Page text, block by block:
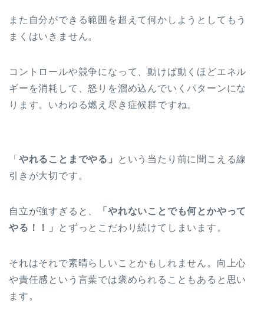
また自分ができる範囲を超えて何かしようとしてもう
まくはいきません。
コントロールや競争になって、動けば動くほどエネル
ギーを消耗して、怒りを溜め込んでいくパターンにな
ります。いわゆる燃え尽き症候群ですね。
「 やれることまでやる」
という当たり前に聞こえる線
引きが大切です。
自立が強すぎると、
「やれないことでも何とかやって
やる！！」
とずっとこだわり続けてしまいます。
それはそれで素晴らしいことかもしれません。向上心
や責任感という言葉では褒められることもあると思い
ます。